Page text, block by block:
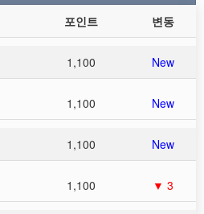
포인트 변동
1,100 New
1,100 New
1,100 New
1,100 ▼ 3